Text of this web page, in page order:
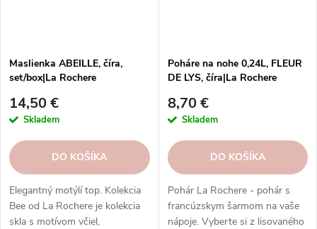
Maslienka ABEILLE, číra,
set/box|La Rochere
14,50 €
Skladem
DO KOŠÍKA
Elegantný motýlí top. Kolekcia
Bee od La Rochere je kolekcia
skla s motívom včiel,
Poháre na nohe 0,24L, FLEUR
DE LYS, číra|La Rochere
8,70 €
Skladem
DO KOŠÍKA
Pohár La Rochere - pohár s
francúzskym šarmom na vaše
nápoje. Vyberte si z lisovaného